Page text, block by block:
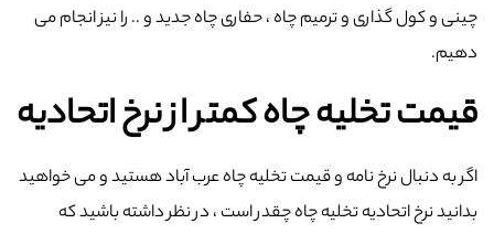
چینی و کول گذاری و ترمیم چاه ، حفاری چاه جدید و .. را نیز انجام می
دهیم.
قیمت تخلیه چاه کمتر از نرخ اتحادیه
اگر به دنبال نرخ نامه و قیمت تخلیه چاه عرب‌ آباد هستید و می خواهید
بدانید نرخ اتحادیه تخلیه چاه چقدر است ، در نظر داشته باشید که